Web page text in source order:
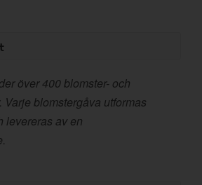
över 400 blomster- och
Varje blomstergåva utformas
levereras av en